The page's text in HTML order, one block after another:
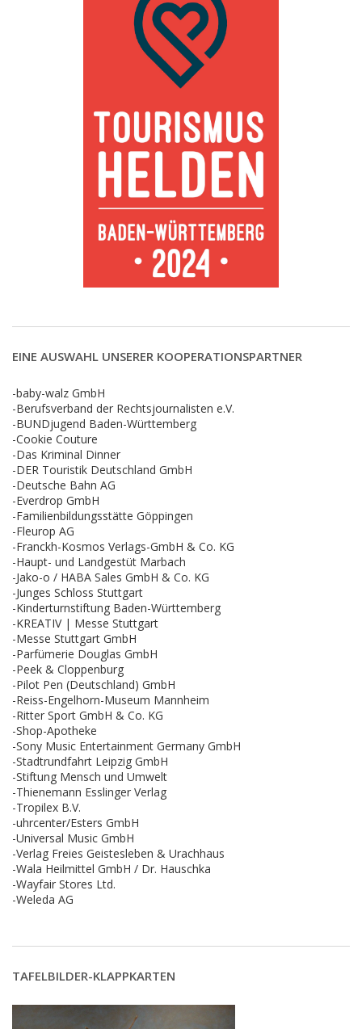
EINE AUSWAHL UNSERER KOOPERATIONSPARTNER
-baby-walz GmbH
-Berufsverband der Rechtsjournalisten e.V.
-BUNDjugend Baden-Württemberg
-Cookie Couture
-Das Kriminal Dinner
-DER Touristik Deutschland GmbH
-Deutsche Bahn AG
-Everdrop GmbH
-Familienbildungsstätte Göppingen
-Fleurop AG
-Franckh-Kosmos Verlags-GmbH & Co. KG
-Haupt- und Landgestüt Marbach
-Jako-o / HABA Sales GmbH & Co. KG
-Junges Schloss Stuttgart
-Kinderturnstiftung Baden-Württemberg
-KREATIV | Messe Stuttgart
-Messe Stuttgart GmbH
-Parfümerie Douglas GmbH
-Peek & Cloppenburg
-Pilot Pen (Deutschland) GmbH
-Reiss-Engelhorn-Museum Mannheim
-Ritter Sport GmbH & Co. KG
-Shop-Apotheke
-Sony Music Entertainment Germany GmbH
-Stadtrundfahrt Leipzig GmbH
-Stiftung Mensch und Umwelt
-Thienemann Esslinger Verlag
-Tropilex B.V.
-uhrcenter/Esters GmbH
-Universal Music GmbH
-Verlag Freies Geistesleben & Urachhaus
-Wala Heilmittel GmbH / Dr. Hauschka
-Wayfair Stores Ltd.
-Weleda AG
TAFELBILDER-KLAPPKARTEN